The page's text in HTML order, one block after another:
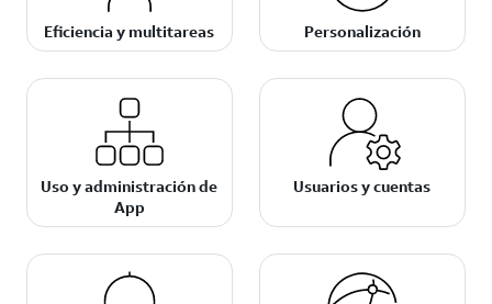
Eficiencia y multitareas Personalización
Uso y administración de
App
Usuarios y cuentas